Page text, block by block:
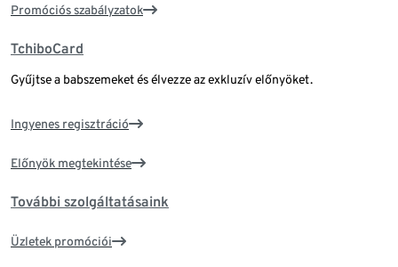
Promóciós szabályzatok
TchiboCard
Gyűjtse a babszemeket és élvezze az exkluzív előnyöket.
Ingyenes regisztráció
Előnyök megtekintése
További szolgáltatásaink
Üzletek promóciói